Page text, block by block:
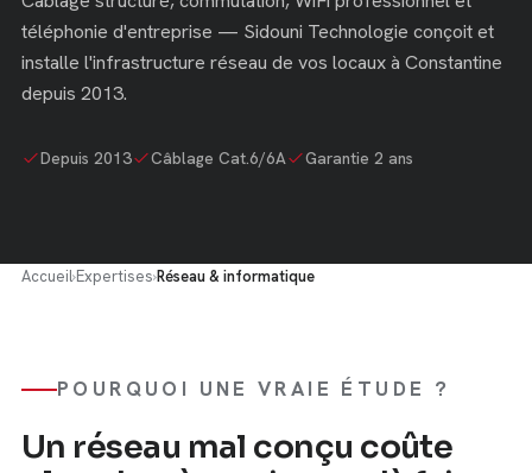
téléphonie d'entreprise — Sidouni Technologie conçoit et
installe l'infrastructure réseau de vos locaux à Constantine
depuis 2013.
Depuis 2013 Câblage Cat.6/6A Garantie 2 ans
Accueil›Expertises›Réseau & informatique
POURQUOI UNE VRAIE ÉTUDE ?
Un réseau mal conçu coûte